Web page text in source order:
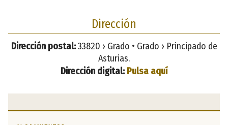
Dirección
Dirección postal:33820 › Grado • Grado › Principado de
Asturias.
Dirección digital: Pulsa aquí